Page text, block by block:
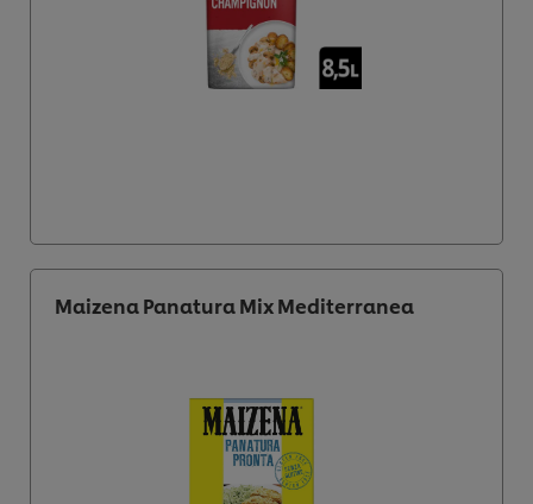
Maizena Panatura Mix Mediterranea